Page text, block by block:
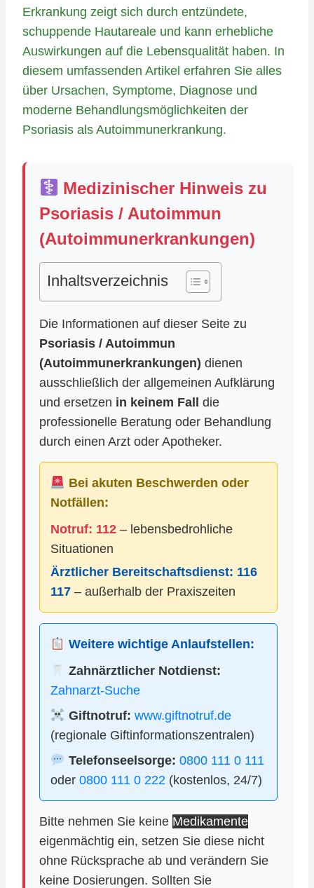
Erkrankung zeigt sich durch entzündete,
schuppende Hautareale und kann erhebliche
Auswirkungen auf die Lebensqualität haben. In
diesem umfassenden Artikel erfahren Sie alles
über Ursachen, Symptome, Diagnose und
moderne Behandlungsmöglichkeiten der
Psoriasis als Autoimmunerkrankung.
Medizinischer Hinweis zu
Psoriasis / Autoimmun
(Autoimmunerkrankungen)
Inhaltsverzeichnis
Die Informationen auf dieser Seite zu
Psoriasis / Autoimmun
(Autoimmunerkrankungen) dienen
ausschließlich der allgemeinen Aufklärung
und ersetzen in keinem Fall
die
professionelle Beratung oder Behandlung
durch einen Arzt oder Apotheker.
Bei akuten Beschwerden oder
Notfällen:
Notruf: 112 – lebensbedrohliche
Situationen
Ärztlicher Bereitschaftsdienst: 116
117 – außerhalb der Praxiszeiten
Weitere wichtige Anlaufstellen:
Zahnärztlicher Notdienst:
Zahnarzt-Suche
Giftnotruf: www.giftnotruf.de
(regionale Giftinformationszentralen)
Telefonseelsorge: 0800 111 0 111
oder 0800 111 0 222 (kostenlos, 24/7)
Bitte nehmen Sie keine Medikamente
eigenmächtig ein, setzen Sie diese nicht
ohne Rücksprache ab und verändern Sie
keine Dosierungen. Sollten Sie